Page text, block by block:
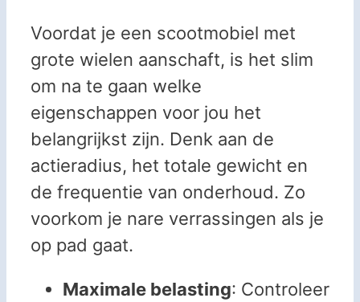
Voordat je een scootmobiel met
grote wielen aanschaft, is het slim
om na te gaan welke
eigenschappen voor jou het
belangrijkst zijn. Denk aan de
actieradius, het totale gewicht en
de frequentie van onderhoud. Zo
voorkom je nare verrassingen als je
op pad gaat.
Maximale belasting: Controleer